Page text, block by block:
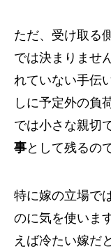
ただ、受け取る
では決まりませ
れていない手伝
しに予定外の負
では小さな親切
事として残るの
特に嫁の立場で
のに気を使いま
えば冷たい嫁だ